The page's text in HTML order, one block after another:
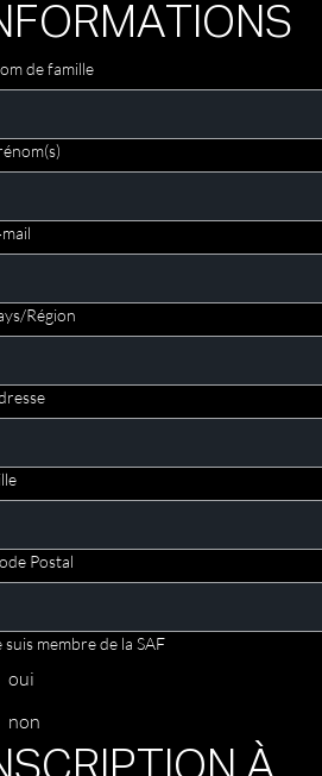
de famille
multiligne
Région
Postal
suis membre de la SAF
oui
non